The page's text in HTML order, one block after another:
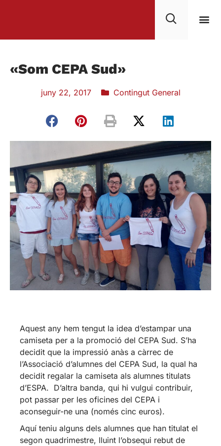
«Som CEPA Sud»
juny 22, 2017 Contingut General
Aquest any hem tengut la idea d’estampar una
camiseta per a la promoció del CEPA Sud. S’ha
decidit que la impressió anàs a càrrec de
l’Associació d’alumnes del CEPA Sud, la qual ha
decidit regalar la camiseta als alumnes titulats
d’ESPA. D’altra banda, qui hi vulgui contribuir,
pot passar per les oficines del CEPA i
aconseguir-ne una (només cinc euros).
Aquí teniu alguns dels alumnes que han titulat el
segon quadrimestre, lluint l’obsequi rebut de